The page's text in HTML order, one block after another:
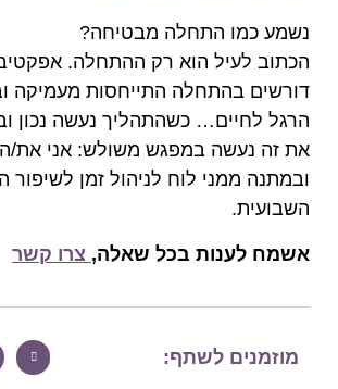
נשמע כמו התחלה מבטיחה?
הכתוב לעיל הוא רק ההתחלה.
דורשים בהתחלה התייחסות מעמיקה
הרגל לחיים… כשהתהליך נעשה נכון
את זה נעשה במפגש משולש: אני את/ה
ובמתנה ממני לוח לניהול זמן לשיפור
השבועית.
אשמח לענות בכל שאלה, צרו קשר
מוזמנים לשתף: